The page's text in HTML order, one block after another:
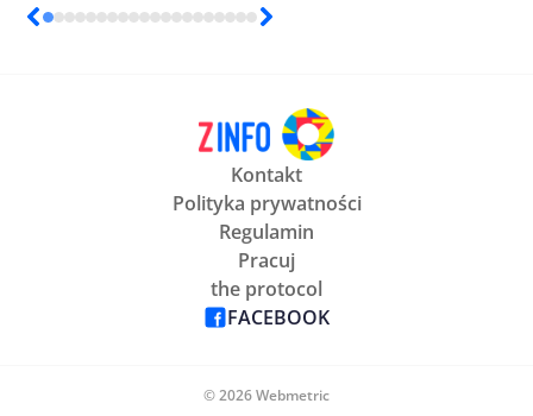
Kontakt
Polityka prywatności
Regulamin
Pracuj
the protocol
FACEBOOK
© 2026 Webmetric